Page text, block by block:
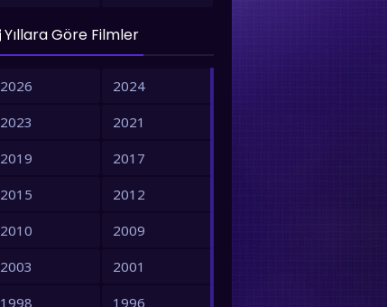
Yıllara Göre Filmler
2026
2024
2023
2021
2019
2017
2015
2012
2010
2009
2003
2001
1998
1996